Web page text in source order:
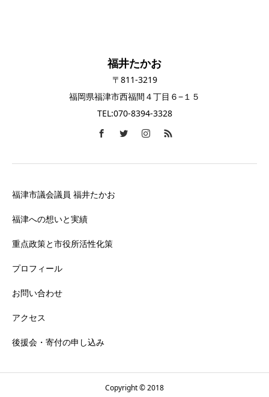
福井たかお
〒811-3219
福岡県福津市西福間４丁目６−１５
TEL:070-8394-3328
福津市議会議員 福井たかお
福津への想いと実績
重点政策と市役所活性化策
プロフィール
お問い合わせ
アクセス
後援会・寄付の申し込み
Copyright © 2018